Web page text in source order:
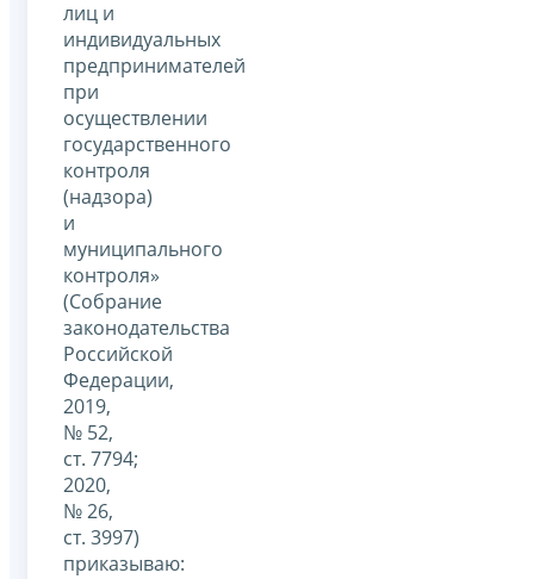
лиц и
индивидуальных
предпринимателей
при
осуществлении
государственного
контроля
(надзора)
и
муниципального
контроля»
(Собрание
законодательства
Российской
Федерации,
2019,
№ 52,
ст. 7794;
2020,
№ 26,
ст. 3997)
приказываю: